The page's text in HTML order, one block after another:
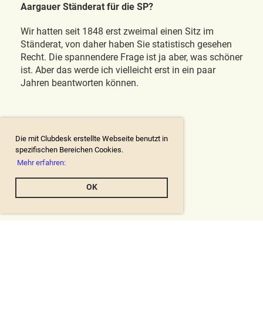
Die mit Clubdesk erstellte Webseite benutzt in
spezifischen Bereichen Cookies.
Mehr erfahren:
OK
Aargauer Ständerat für die SP?
Wir hatten seit 1848 erst zweimal einen Sitz im
Ständerat, von daher haben Sie statistisch gesehen
Recht. Die spannendere Frage ist ja aber, was schöner
ist. Aber das werde ich vielleicht erst in ein paar
Jahren beantworten können.